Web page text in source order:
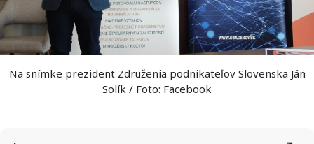
Na snímke prezident Združenia podnikateľov Slovenska Ján
Solík / Foto: Facebook